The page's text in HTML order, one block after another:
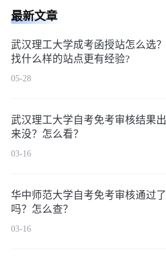
最新文章
武汉理工大学成考函授站怎么选？
找什么样的站点更有经验?
05-28
武汉理工大学自考免考审核结果出
来没？怎么看？
03-16
华中师范大学自考免考审核通过了
吗？怎么查？
03-16